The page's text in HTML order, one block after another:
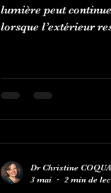
lumière peut
lorsque l’extérieur
Dr Christine
3 mai
2 min de